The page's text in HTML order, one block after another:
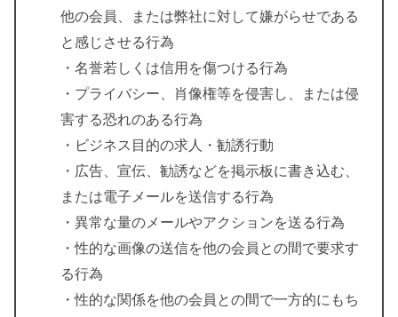
他の会員、または弊社に対して嫌がらせである
と感じさせる行為
・名誉若しくは信用を傷つける行為
・プライバシー、肖像権等を侵害し、または侵
害する恐れのある行為
・ビジネス目的の求人・勧誘行動
・広告、宣伝、勧誘などを掲示板に書き込む、
または電子メールを送信する行為
・異常な量のメールやアクションを送る行為
・性的な画像の送信を他の会員との間で要求す
る行為
・性的な関係を他の会員との間で一方的にもち